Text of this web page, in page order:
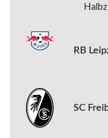
RB
SC